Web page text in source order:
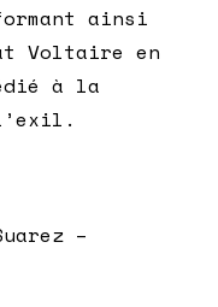
ainsi
Voltaire en
à la
–